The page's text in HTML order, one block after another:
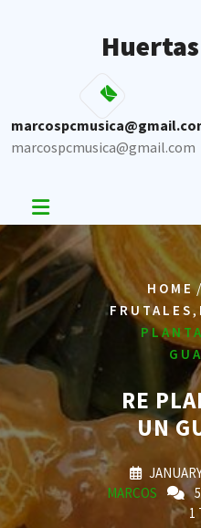
marcospcmusica@gmail.com
HOME
FRUTALES,
RE
UN
MARCOS
1